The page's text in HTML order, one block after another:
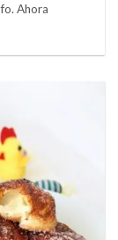
Ahora